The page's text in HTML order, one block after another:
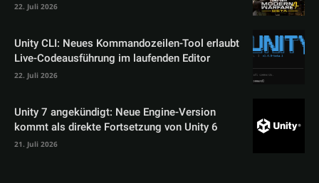
22. Juli 2026
Unity CLI: Neues Kommandozeilen-Tool erlaubt
Live-Codeausführung im laufenden Editor
22. Juli 2026
Unity 7 angekündigt: Neue Engine-Version
kommt als direkte Fortsetzung von Unity 6
21. Juli 2026